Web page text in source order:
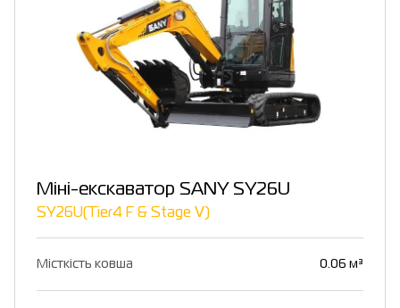
Міні-екскаватор SANY SY26U
SY26U(Tier4 F & Stage Ⅴ)
Місткість ковша 0.06 м³